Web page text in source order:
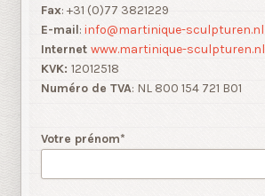
Fax: +31 (0)77 3821229
E-mail:info@martinique-sculpturen.nl
Internetwww.martinique-sculpturen.nl
KVK:12012518
Numéro de TVA: NL 800 154 721 B01
Votre prénom*